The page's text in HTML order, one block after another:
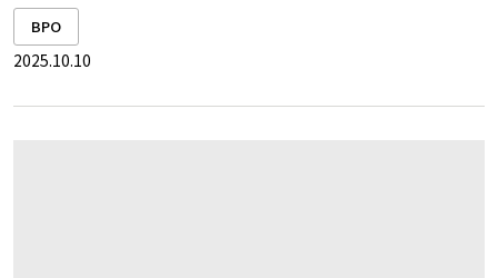
BPO
2025.10.10